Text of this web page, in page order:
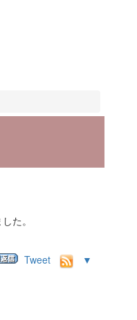
た。
Tweet
▼